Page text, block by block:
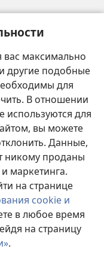
вас максимально
другие подобные
для
В отношении
используются для
вы можете
Данные,
никому проданы
маркетинга.
на странице
cookie и
в любое время
на страницу
.
башни
Society of Pennsylvania.
ПОЛИТИКА
НАСТРОЙКИ